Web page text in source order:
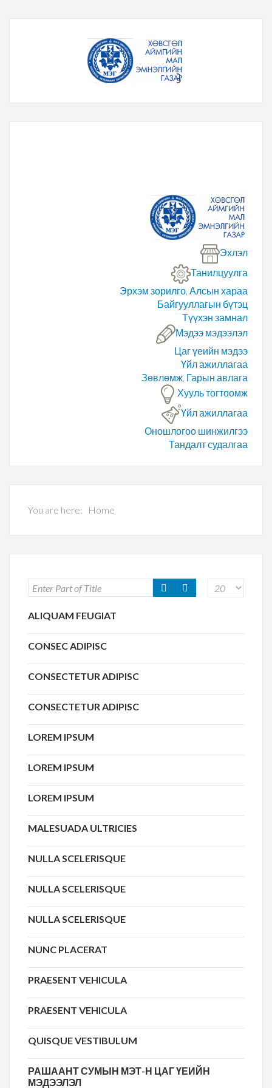
Эхлэл
Танилцуулга
Эрхэм зорилго, Алсын хараа
Байгууллагын бүтэц
Түүхэн замнал
Мэдээ мэдээлэл
Цаг үеийн мэдээ
Үйл ажиллагаа
Зөвлөмж, Гарын авлага
Хууль тогтоомж
Үйл ажиллагаа
Оношлогоо шинжилгээ
Тандалт судалгаа
You are here: Home
ALIQUAM FEUGIAT
CONSEC ADIPISC
CONSECTETUR ADIPISC
CONSECTETUR ADIPISC
LOREM IPSUM
LOREM IPSUM
LOREM IPSUM
MALESUADA ULTRICIES
NULLA SCELERISQUE
NULLA SCELERISQUE
NULLA SCELERISQUE
NUNC PLACERAT
PRAESENT VEHICULA
PRAESENT VEHICULA
QUISQUE VESTIBULUM
РАШААНТ СУМЫН МЭТ-Н ЦАГ ҮЕИЙН
МЭДЭЭЛЭЛ